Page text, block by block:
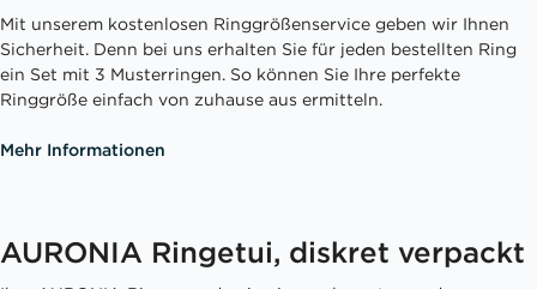
Mit unserem kostenlosen Ringgrößenservice geben wir Ihnen
Sicherheit. Denn bei uns erhalten Sie für jeden bestellten Ring
ein Set mit 3 Musterringen. So können Sie Ihre perfekte
Ringgröße einfach von zuhause aus ermitteln.
Mehr Informationen
AURONIA Ringetui, diskret verpackt